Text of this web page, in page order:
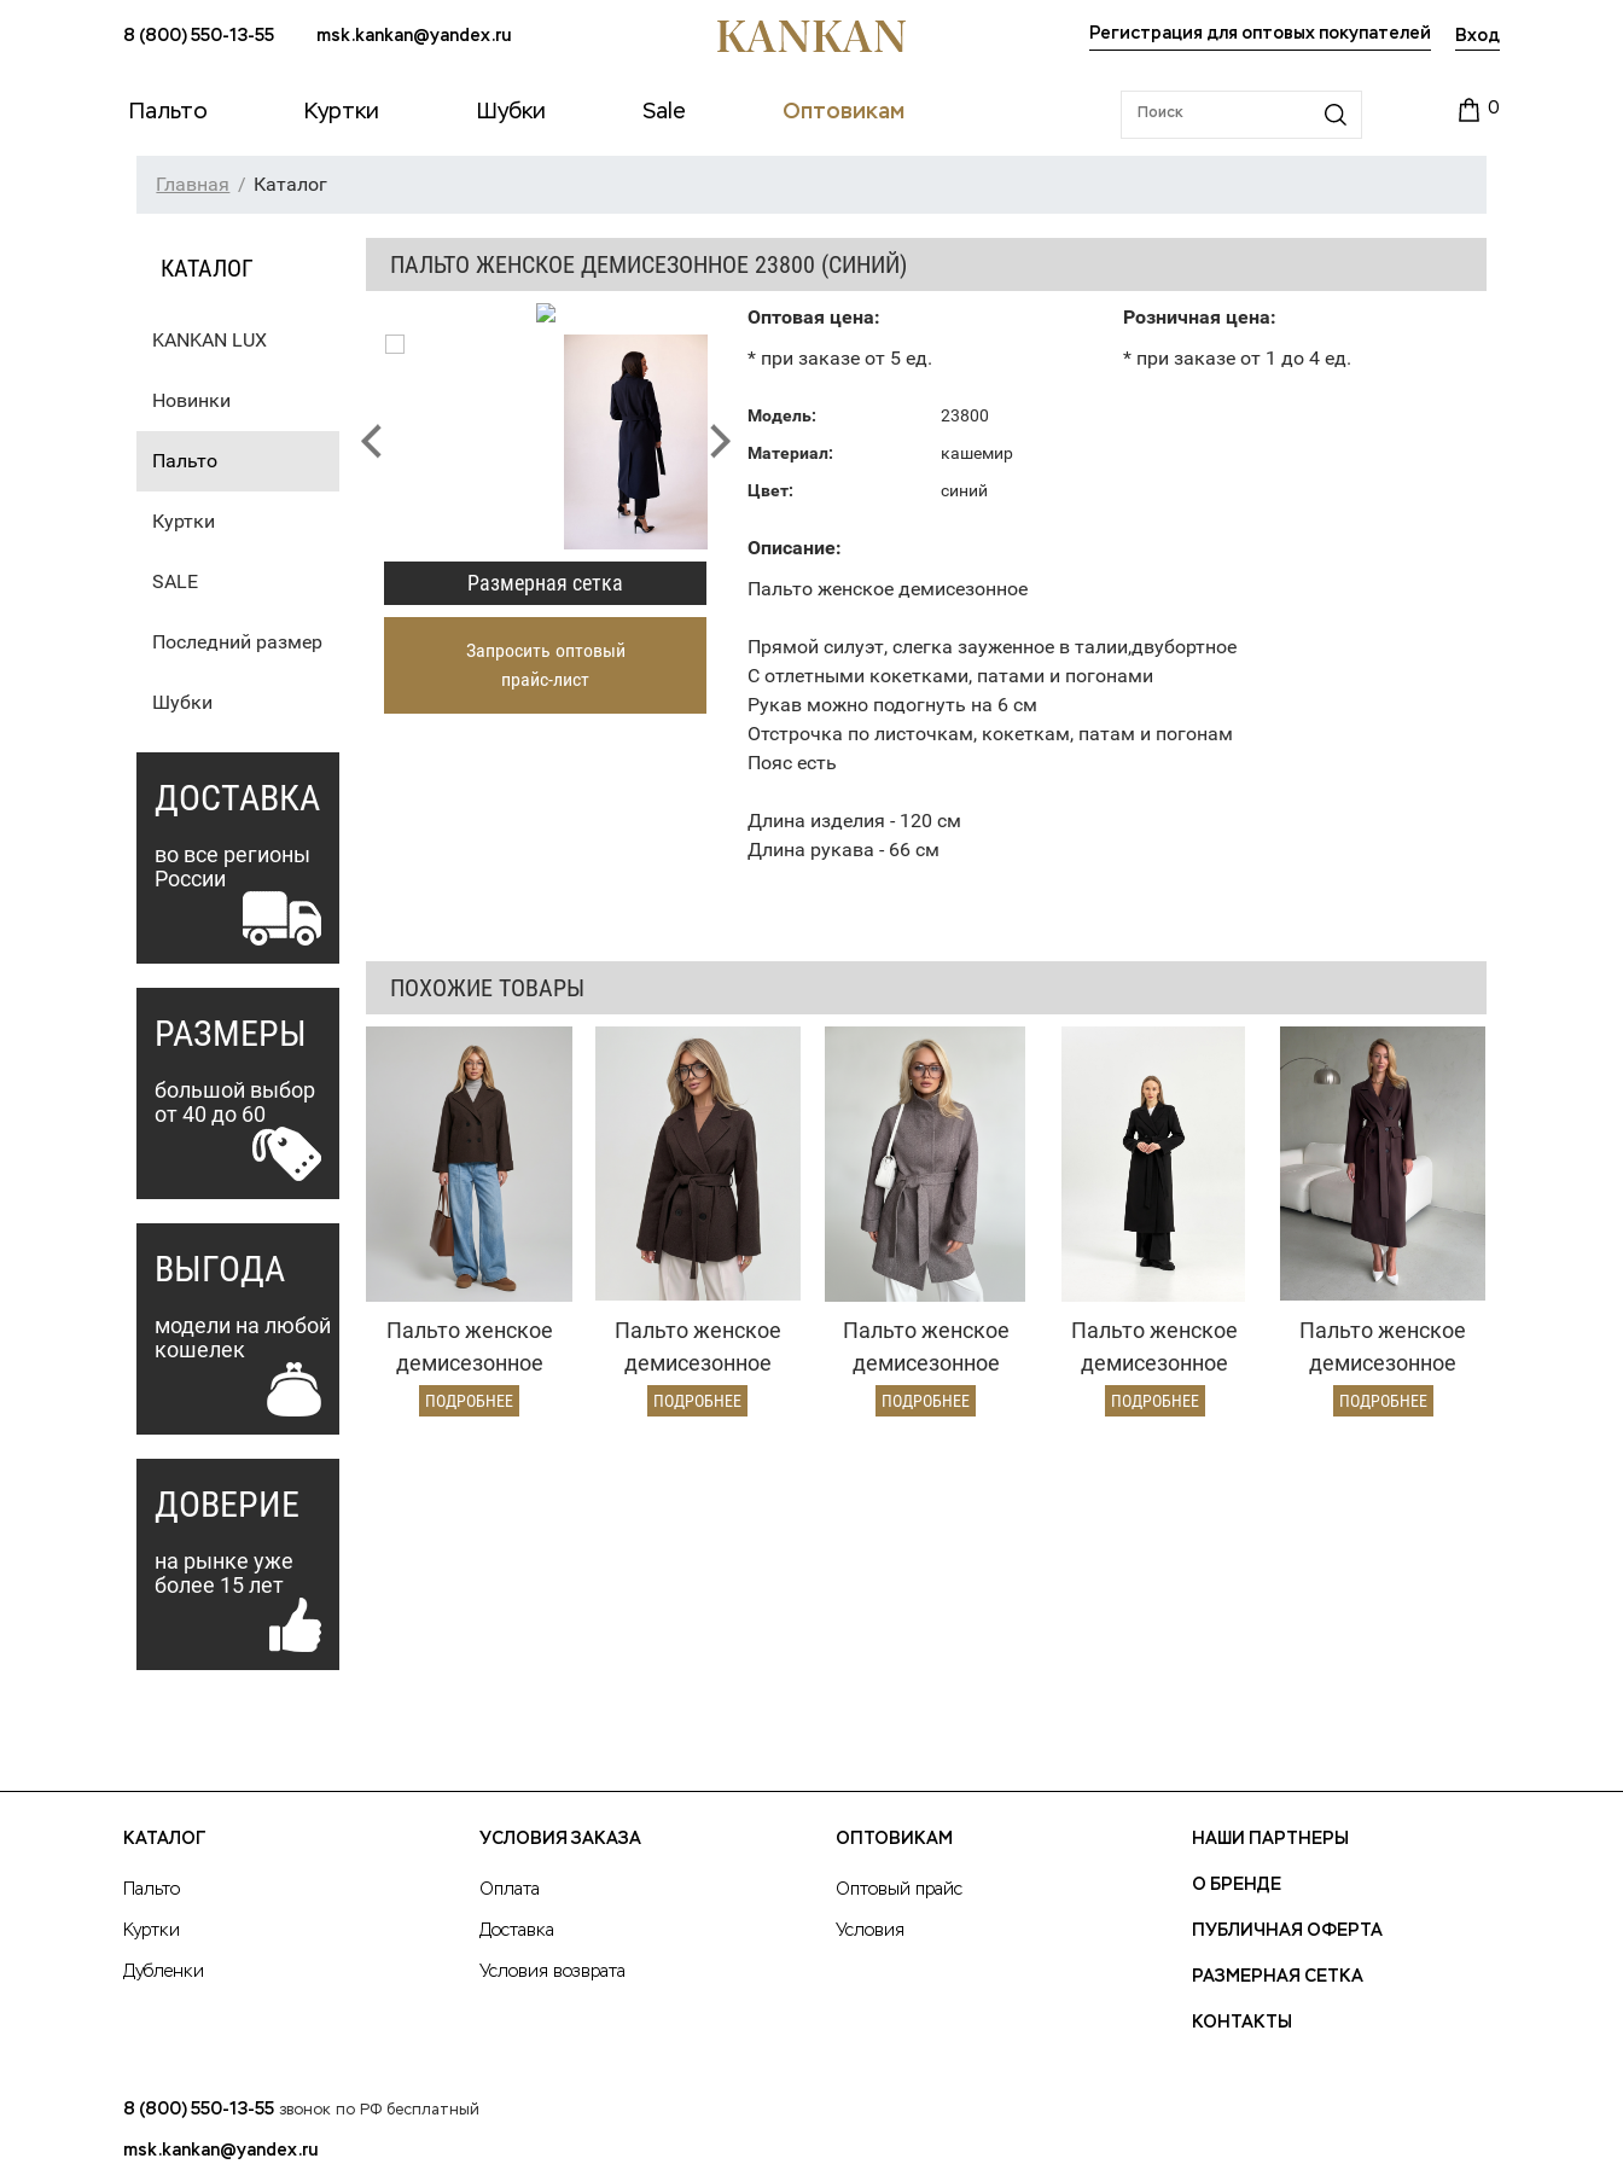
8 (800) 550-13-55 msk.kankan@yandex.ru Регистрация для оптовых покупателей Вход
Пальто Куртки Шубки Sale Оптовикам 0
Главная Каталог
КАТАЛОГ
KANKAN LUX
Новинки
Пальто
Куртки
SALE
Последний размер
Шубки
ДОСТАВКА
во все регионы
России
РАЗМЕРЫ
большой выбор
от 40 до 60
ВЫГОДА
модели на любой
кошелек
ДОВЕРИЕ
на рынке уже
более 15 лет
ПАЛЬТО ЖЕНСКОЕ ДЕМИСЕЗОННОЕ 23800 (СИНИЙ)
Размерная сетка
Запросить оптовый
прайс-лист
Оптовая цена:
* при заказе от 5 ед.
Розничная цена:
* при заказе от 1 до 4 ед.
Модель:
23800
Материал:
кашемир
Цвет:
синий
Описание:
Пальто женское демисезонное
Прямой силуэт, слегка зауженное в талии,двубортное
С отлетными кокетками, патами и погонами
Рукав можно подогнуть на 6 см
Отстрочка по листочкам, кокеткам, патам и погонам
Пояс есть
Длина изделия - 120 см
Длина рукава - 66 см
ПОХОЖИЕ ТОВАРЫ
Пальто женское
демисезонное
27332 (шоколад/
ПОДРОБНЕЕ
Пальто женское
демисезонное
27220 (шоколад/
ПОДРОБНЕЕ
Пальто женское
демисезонное
27101
ПОДРОБНЕЕ
Пальто женское
демисезонное
26895 (черный)
ПОДРОБНЕЕ
Пальто женское
демисезонное
26326 (шоколад)
ПОДРОБНЕЕ
КАТАЛОГ
Пальто
Куртки
Дубленки
УСЛОВИЯ ЗАКАЗА
Оплата
Доставка
Условия возврата
ОПТОВИКАМ
Оптовый прайс
Условия
НАШИ ПАРТНЕРЫ
О БРЕНДЕ
ПУБЛИЧНАЯ ОФЕРТА
РАЗМЕРНАЯ СЕТКА
КОНТАКТЫ
8 (800) 550-13-55 звонок по РФ бесплатный
msk.kankan@yandex.ru